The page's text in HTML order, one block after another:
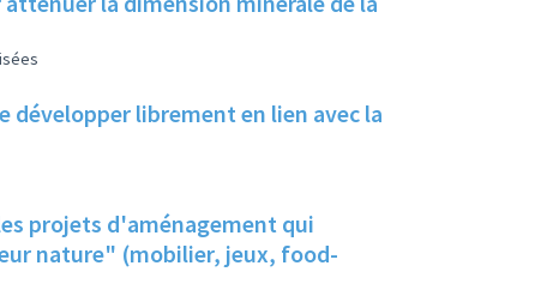
développer librement en lien avec la
projets d'aménagement qui
nature" (mobilier, jeux, food-